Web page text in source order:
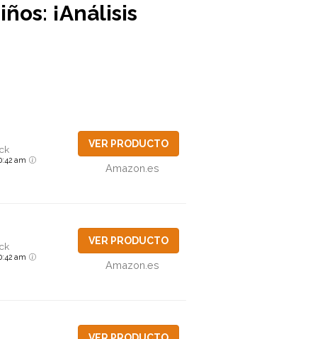
¡Análisis
am
VER PRODUCTO
Amazon.es
am
VER PRODUCTO
Amazon.es